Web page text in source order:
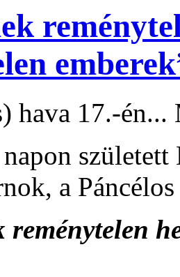
hava 17.-én...
a
reménytelen